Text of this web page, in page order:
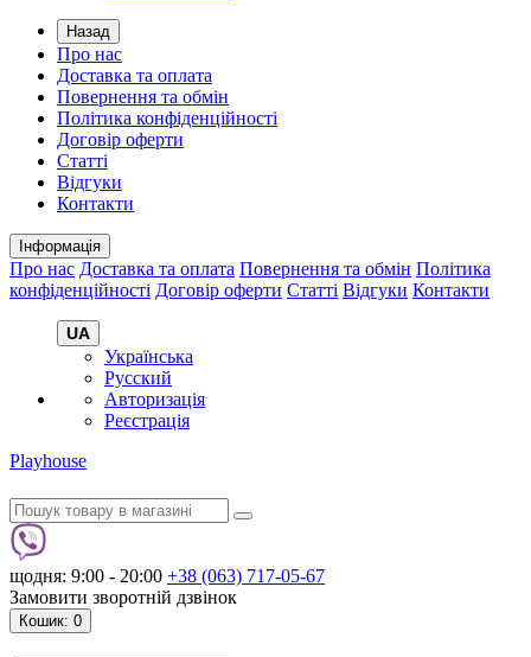
Назад
Про нас
Доставка та оплата
Повернення та обмін
Політика конфіденційності
Договір оферти
Статті
Відгуки
Контакти
Інформація
Про нас Доставка та оплата Повернення та обмін Політика
конфіденційності Договір оферти Статті Відгуки Контакти
UA
Українська
Русский
Авторизація
Реєстрація
Playhouse
щодня: 9:00 - 20:00 +38 (063) 717-05-67
Замовити зворотній дзвінок
Кошик: 0